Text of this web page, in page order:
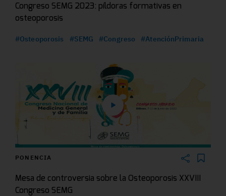
Congreso SEMG 2023: píldoras formativas en
osteoporosis
#Osteoporosis #SEMG #Congreso #AtenciónPrimaria
PONENCIA
Mesa de controversia sobre la Osteoporosis XXVIII
Congreso SEMG